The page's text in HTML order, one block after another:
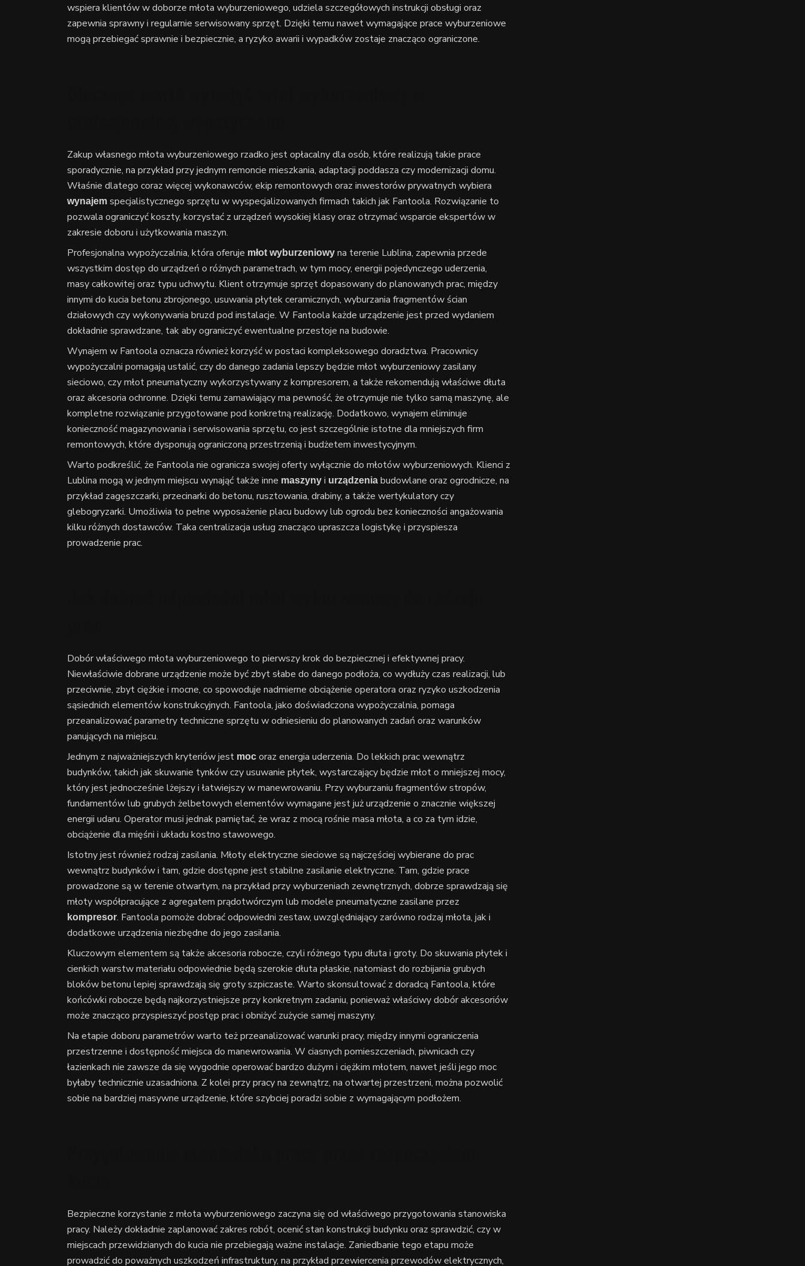
wspiera klientów w doborze młota wyburzeniowego, udziela szczegółowych instrukcji obsługi oraz
zapewnia sprawny i regularnie serwisowany sprzęt. Dzięki temu nawet wymagające prace wyburzeniowe
mogą przebiegać sprawnie i bezpiecznie, a ryzyko awarii i wypadków zostaje znacząco ograniczone.
Zakup własnego młota wyburzeniowego rzadko jest opłacalny dla osób, które realizują takie prace
sporadycznie, na przykład przy jednym remoncie mieszkania, adaptacji poddasza czy modernizacji domu.
Właśnie dlatego coraz więcej wykonawców, ekip remontowych oraz inwestorów prywatnych wybiera
wynajem specjalistycznego sprzętu w wyspecjalizowanych firmach takich jak Fantoola. Rozwiązanie to
pozwala ograniczyć koszty, korzystać z urządzeń wysokiej klasy oraz otrzymać wsparcie ekspertów w
zakresie doboru i użytkowania maszyn.
Profesjonalna wypożyczalnia, która oferuje młot wyburzeniowy na terenie Lublina, zapewnia przede
wszystkim dostęp do urządzeń o różnych parametrach, w tym mocy, energii pojedynczego uderzenia,
masy całkowitej oraz typu uchwytu. Klient otrzymuje sprzęt dopasowany do planowanych prac, między
innymi do kucia betonu zbrojonego, usuwania płytek ceramicznych, wyburzania fragmentów ścian
działowych czy wykonywania bruzd pod instalacje. W Fantoola każde urządzenie jest przed wydaniem
dokładnie sprawdzane, tak aby ograniczyć ewentualne przestoje na budowie.
Wynajem w Fantoola oznacza również korzyść w postaci kompleksowego doradztwa. Pracownicy
wypożyczalni pomagają ustalić, czy do danego zadania lepszy będzie młot wyburzeniowy zasilany
sieciowo, czy młot pneumatyczny wykorzystywany z kompresorem, a także rekomendują właściwe dłuta
oraz akcesoria ochronne. Dzięki temu zamawiający ma pewność, że otrzymuje nie tylko samą maszynę, ale
kompletne rozwiązanie przygotowane pod konkretną realizację. Dodatkowo, wynajem eliminuje
konieczność magazynowania i serwisowania sprzętu, co jest szczególnie istotne dla mniejszych firm
remontowych, które dysponują ograniczoną przestrzenią i budżetem inwestycyjnym.
Warto podkreślić, że Fantoola nie ogranicza swojej oferty wyłącznie do młotów wyburzeniowych. Klienci z
Lublina mogą w jednym miejscu wynająć także inne maszyny i urządzenia budowlane oraz ogrodnicze, na
przykład zagęszczarki, przecinarki do betonu, rusztowania, drabiny, a także wertykulatory czy
glebogryzarki. Umożliwia to pełne wyposażenie placu budowy lub ogrodu bez konieczności angażowania
kilku różnych dostawców. Taka centralizacja usług znacząco upraszcza logistykę i przyspiesza
prowadzenie prac.
Dobór właściwego młota wyburzeniowego to pierwszy krok do bezpiecznej i efektywnej pracy.
Niewłaściwie dobrane urządzenie może być zbyt słabe do danego podłoża, co wydłuży czas realizacji, lub
przeciwnie, zbyt ciężkie i mocne, co spowoduje nadmierne obciążenie operatora oraz ryzyko uszkodzenia
sąsiednich elementów konstrukcyjnych. Fantoola, jako doświadczona wypożyczalnia, pomaga
przeanalizować parametry techniczne sprzętu w odniesieniu do planowanych zadań oraz warunków
panujących na miejscu.
Jednym z najważniejszych kryteriów jest moc oraz energia uderzenia. Do lekkich prac wewnątrz
budynków, takich jak skuwanie tynków czy usuwanie płytek, wystarczający będzie młot o mniejszej mocy,
który jest jednocześnie lżejszy i łatwiejszy w manewrowaniu. Przy wyburzaniu fragmentów stropów,
fundamentów lub grubych żelbetowych elementów wymagane jest już urządzenie o znacznie większej
energii udaru. Operator musi jednak pamiętać, że wraz z mocą rośnie masa młota, a co za tym idzie,
obciążenie dla mięśni i układu kostno stawowego.
Istotny jest również rodzaj zasilania. Młoty elektryczne sieciowe są najczęściej wybierane do prac
wewnątrz budynków i tam, gdzie dostępne jest stabilne zasilanie elektryczne. Tam, gdzie prace
prowadzone są w terenie otwartym, na przykład przy wyburzeniach zewnętrznych, dobrze sprawdzają się
młoty współpracujące z agregatem prądotwórczym lub modele pneumatyczne zasilane przez
kompresor. Fantoola pomoże dobrać odpowiedni zestaw, uwzględniający zarówno rodzaj młota, jak i
dodatkowe urządzenia niezbędne do jego zasilania.
Kluczowym elementem są także akcesoria robocze, czyli różnego typu dłuta i groty. Do skuwania płytek i
cienkich warstw materiału odpowiednie będą szerokie dłuta płaskie, natomiast do rozbijania grubych
bloków betonu lepiej sprawdzają się groty szpiczaste. Warto skonsultować z doradcą Fantoola, które
końcówki robocze będą najkorzystniejsze przy konkretnym zadaniu, ponieważ właściwy dobór akcesoriów
może znacząco przyspieszyć postęp prac i obniżyć zużycie samej maszyny.
Na etapie doboru parametrów warto też przeanalizować warunki pracy, między innymi ograniczenia
przestrzenne i dostępność miejsca do manewrowania. W ciasnych pomieszczeniach, piwnicach czy
łazienkach nie zawsze da się wygodnie operować bardzo dużym i ciężkim młotem, nawet jeśli jego moc
byłaby technicznie uzasadniona. Z kolei przy pracy na zewnątrz, na otwartej przestrzeni, można pozwolić
sobie na bardziej masywne urządzenie, które szybciej poradzi sobie z wymagającym podłożem.
Bezpieczne korzystanie z młota wyburzeniowego zaczyna się od właściwego przygotowania stanowiska
pracy. Należy dokładnie zaplanować zakres robót, ocenić stan konstrukcji budynku oraz sprawdzić, czy w
miejscach przewidzianych do kucia nie przebiegają ważne instalacje. Zaniedbanie tego etapu może
prowadzić do poważnych uszkodzeń infrastruktury, na przykład przewiercenia przewodów elektrycznych,